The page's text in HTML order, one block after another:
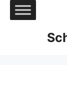
Zum
Inhalt